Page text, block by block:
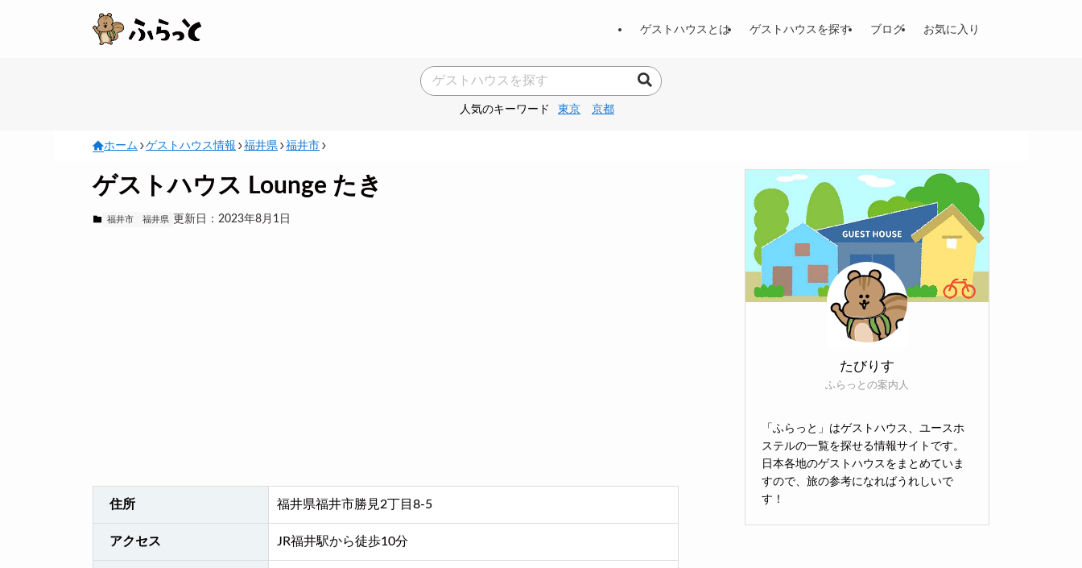
ゲストハウスとは ゲストハウスを探す ブログ お気に入り
人気のキーワード 東京 京都
ホーム ゲストハウス情報 福井県 福井市
ゲストハウス Lounge たき
福井市 福井県 更新日：2023年8月1日
住所 福井県福井市勝見2丁目8-5
アクセス JR福井駅から徒歩10分
たびりす
ふらっとの案内人
「ふらっと」はゲストハウス、ユースホ
ステルの一覧を探せる情報サイトです。
日本各地のゲストハウスをまとめていま
すので、旅の参考になればうれしいで
す！